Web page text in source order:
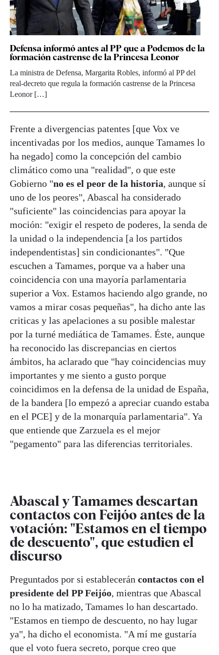
Defensa informó antes al PP que a Podemos de la
formación castrense de la Princesa Leonor
La ministra de Defensa, Margarita Robles, informó al PP del
real-decreto que regula la formación castrense de la Princesa
Leonor […]
Frente a divergencias patentes [que Vox ve
incentivadas por los medios, aunque Tamames lo
ha negado] como la concepción del cambio
climático como una "realidad", o que este
Gobierno "no es el peor de la historia, aunque sí
uno de los peores", Abascal ha considerado
"suficiente" las coincidencias para apoyar la
moción: "exigir el respeto de poderes, la senda de
la unidad o la independencia [a los partidos
independentistas] sin condicionantes". "Que
escuchen a Tamames, porque va a haber una
coincidencia con una mayoría parlamentaria
superior a Vox. Estamos haciendo algo grande, no
vamos a mirar cosas pequeñas", ha dicho ante las
criticas y las apelaciones a su posible malestar
por la turné mediática de Tamames. Éste, aunque
ha reconocido las discrepancias en ciertos
ámbitos, ha aclarado que "hay coincidencias muy
importantes y me siento a gusto porque
coincidimos en la defensa de la unidad de España,
de la bandera [lo empezó a apreciar cuando estaba
en el PCE] y de la monarquía parlamentaria". Ya
que entiende que Zarzuela es el mejor
"pegamento" para las diferencias territoriales.
Abascal y Tamames descartan
contactos con Feijóo antes de la
votación: "Estamos en el tiempo
de descuento", que estudien el
discurso
Preguntados por si establecerán contactos con el
presidente del PP Feijóo, mientras que Abascal
no lo ha matizado, Tamames lo han descartado.
"Estamos en tiempo de descuento, no hay lugar
ya", ha dicho el economista. "A mí me gustaría
que el voto fuera secreto, porque creo que